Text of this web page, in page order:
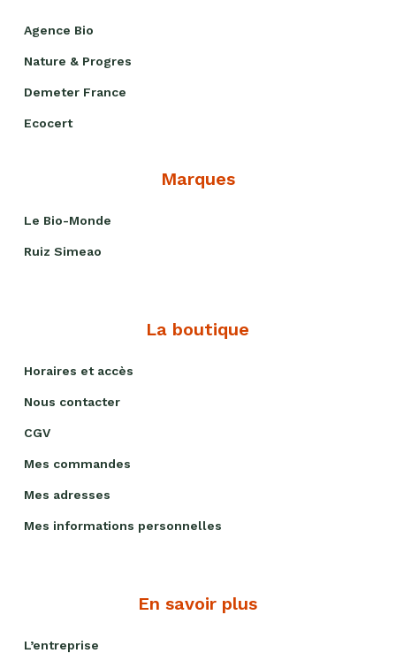
Agence Bio
Nature & Progres
Demeter France
Ecocert
Marques
Le Bio-Monde
Ruiz Simeao
La boutique
Horaires et accès
Nous contacter
CGV
Mes commandes
Mes adresses
Mes informations personnelles
En savoir plus
L’entreprise